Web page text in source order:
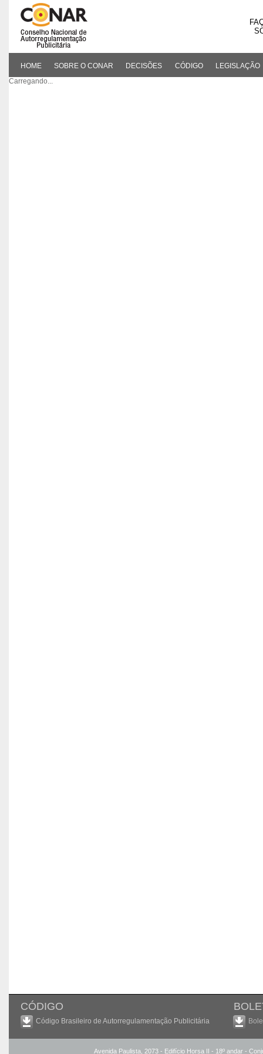
HOME SOBRE O CONAR DECISÕES CÓDIGO
LEGISLAÇÃO
Carregando...
CÓDIGO
Código Brasileiro de Autorregulamentação Publicitária
Avenida Paulista, 2073 - Edifício Horsa II - 18º andar -